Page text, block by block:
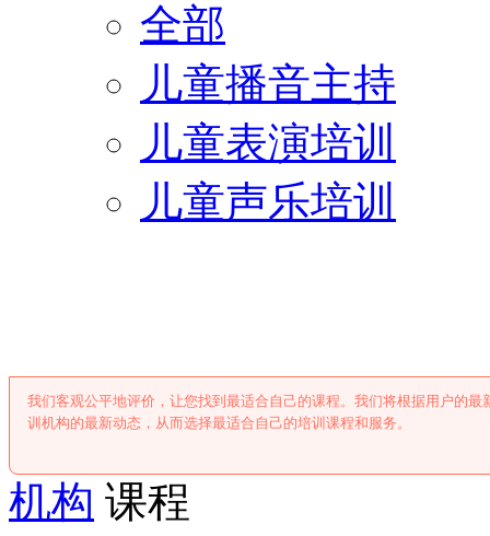
全部
儿童播音主持
儿童表演培训
儿童声乐培训
我们客观公平地评价，让您找到最适合自己的课程。我们将根据用户的
训机构的最新动态，从而选择最适合自己的培训课程和服务。
机构 课程